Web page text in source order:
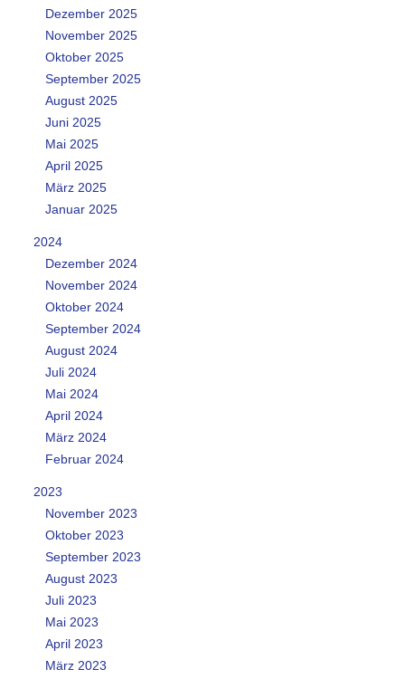
Dezember 2025
November 2025
Oktober 2025
September 2025
August 2025
Juni 2025
Mai 2025
April 2025
März 2025
Januar 2025
2024
Dezember 2024
November 2024
Oktober 2024
September 2024
August 2024
Juli 2024
Mai 2024
April 2024
März 2024
Februar 2024
2023
November 2023
Oktober 2023
September 2023
August 2023
Juli 2023
Mai 2023
April 2023
März 2023